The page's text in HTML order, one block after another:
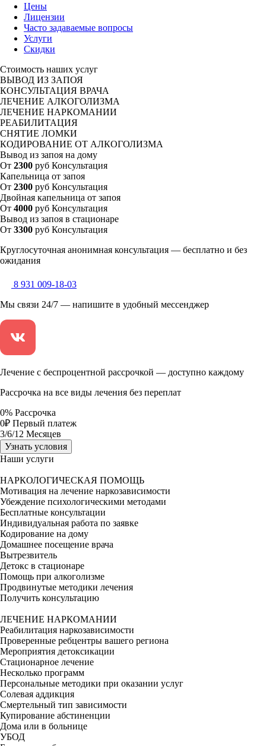
Цены
Лицензии
Часто задаваемые вопросы
Услуги
Скидки
Стоимость наших услуг
ВЫВОД ИЗ ЗАПОЯ
КОНСУЛЬТАЦИЯ ВРАЧА
ЛЕЧЕНИЕ АЛКОГОЛИЗМА
ЛЕЧЕНИЕ НАРКОМАНИИ
РЕАБИЛИТАЦИЯ
СНЯТИЕ ЛОМКИ
КОДИРОВАНИЕ ОТ АЛКОГОЛИЗМА
Вывод из запоя на дому
От 2300 руб Консультация
Капельница от запоя
От 2300 руб Консультация
Двойная капельница от запоя
От 4000 руб Консультация
Вывод из запоя в стационаре
От 3300 руб Консультация
Круглосуточная анонимная консультация — бесплатно и без
ожидания
8 931 009-18-03
Мы связи 24/7 — напишите в удобный мессенджер
Лечение с беспроцентной рассрочкой — доступно каждому
Рассрочка на все виды лечения без переплат
0% Рассрочка
0₽ Первый платеж
3/6/12 Месяцев
Узнать условия
Наши услуги
НАРКОЛОГИЧЕСКАЯ ПОМОЩЬ
Мотивация на лечение наркозависимости
Убеждение психологическими методами
Бесплатные консультации
Индивидуальная работа по заявке
Кодирование на дому
Домашнее посещение врача
Вытрезвитель
Детокс в стационаре
Помощь при алкоголизме
Продвинутые методики лечения
Получить консультацию
ЛЕЧЕНИЕ НАРКОМАНИИ
Реабилитация наркозависимости
Проверенные ребцентры вашего региона
Мероприятия детоксикации
Стационарное лечение
Несколько программ
Персональные методики при оказании услуг
Солевая аддикция
Смертельный тип зависимости
Купирование абстиненции
Дома или в больнице
УБОД